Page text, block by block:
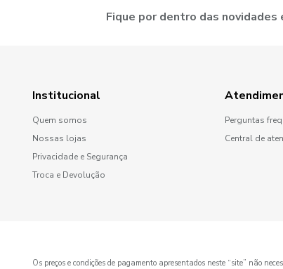
Fique por dentro das novidades
Institucional
Quem somos
Nossas lojas
Privacidade e Segurança
Troca e Devolução
Perguntas
Central de
Os preços e condições de pagamento apresentados neste “site” não